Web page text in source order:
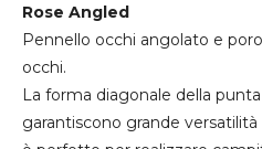
Rose Angled
Pennello occhi angolato e
occhi.
La forma diagonale della
garantiscono grande